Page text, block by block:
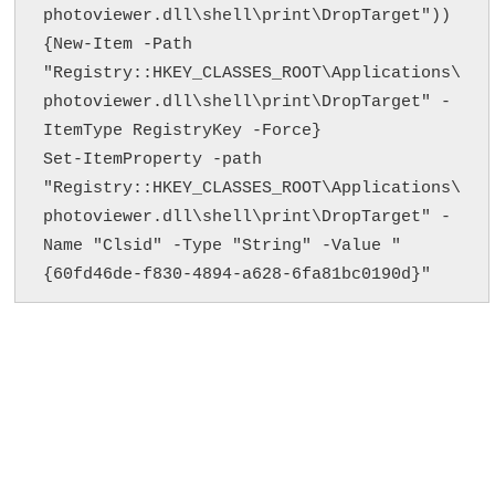
photoviewer.dll\shell\print\DropTarget"))
{New-Item -Path
"Registry::HKEY_CLASSES_ROOT\Applications\
photoviewer.dll\shell\print\DropTarget" -
ItemType RegistryKey -Force}
Set-ItemProperty -path
"Registry::HKEY_CLASSES_ROOT\Applications\
photoviewer.dll\shell\print\DropTarget" -
Name "Clsid" -Type "String" -Value "
{60fd46de-f830-4894-a628-6fa81bc0190d}"